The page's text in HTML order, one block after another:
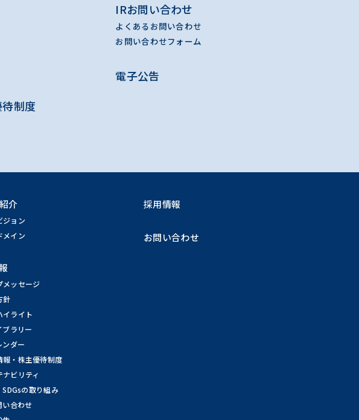
制度
IRお問い合わせ
よくあるお問い合わせ
お問い合わせフォーム
電子公告
介
ジョン
メイン
メッセージ
針
イライト
ブラリー
ンダー
報・株主優待制度
ナビリティ
SDGsの取り組み
い合わせ
採用情報
お問い合わせ